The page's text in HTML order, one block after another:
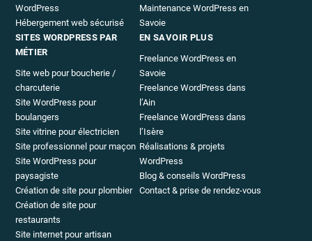
WordPress
Hébergement web sécurisé
Maintenance WordPress en
Savoie
SITES WORDPRESS PAR
MÉTIER
Site web pour boucherie /
charcuterie
Site WordPress pour
boulangers
Site vitrine pour électricien
Site professionnel pour maçon
Site WordPress pour
paysagiste
Création de site pour plombier
Création de site pour
restaurants
Site internet pour artisan
EN SAVOIR PLUS
Freelance WordPress en
Savoie
Freelance WordPress dans
l’Ain
Freelance WordPress dans
l’Isère
Réalisations & projets
WordPress
Blog & conseils WordPress
Contact & prise de rendez-vous